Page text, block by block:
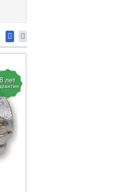
8 лет